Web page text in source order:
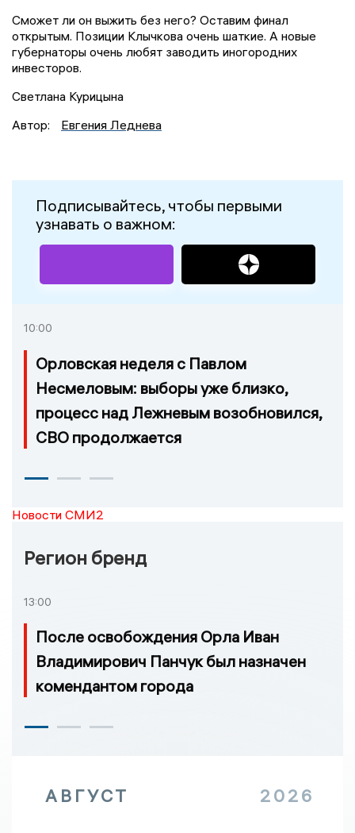
Сможет ли он выжить без него? Оставим финал
открытым. Позиции Клычкова очень шаткие. А новые
губернаторы очень любят заводить иногородних
инвесторов.
Светлана Курицына
Автор:
Евгения Леднева
Подписывайтесь, чтобы первыми
узнавать о важном:
10:00
Орловская неделя с Павлом
Несмеловым: выборы уже близко,
процесс над Лежневым возобновился,
СВО продолжается
Новости СМИ2
Регион бренд
13:00
После освобождения Орла Иван
Владимирович Панчук был назначен
комендантом города
АВГУСТ 2026